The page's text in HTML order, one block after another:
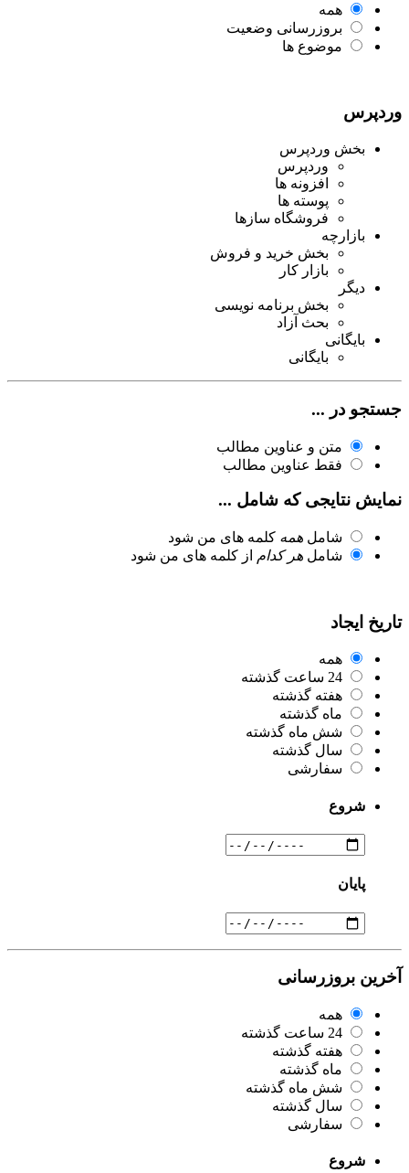
همه
بروزرسانی وضعیت
موضوع ها
وردپرس
بخش وردپرس
وردپرس
افزونه ها
پوسته ها
فروشگاه سازها
بازارچه
بخش خرید و فروش
بازار کار
دیگر
بخش برنامه نویسی
بحث آزاد
بایگانی
بایگانی
جستجو در ...
متن و عناوین مطالب
فقط عناوین مطالب
نمایش نتایجی که شامل ...
شامل همه کلمه های من شود
شامل هر کدام از کلمه های من شود
تاریخ ایجاد
همه
24 ساعت گذشته
هفته گذشته
ماه گذشته
شش ماه گذشته
سال گذشته
سفارشی
شروع
پایان
آخرین بروزرسانی
همه
24 ساعت گذشته
هفته گذشته
ماه گذشته
شش ماه گذشته
سال گذشته
سفارشی
شروع